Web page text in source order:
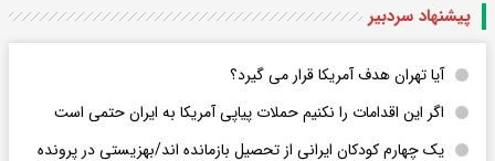
پیشنهاد سردبیر
آیا تهران هدف آمریکا قرار می گیرد؟
اگر این اقدامات را نکنیم حملات پیاپی آمریکا به ایران حتمی است
یک چهارم کودکان ایرانی از تحصیل بازمانده اند/بهزیستی در پرونده